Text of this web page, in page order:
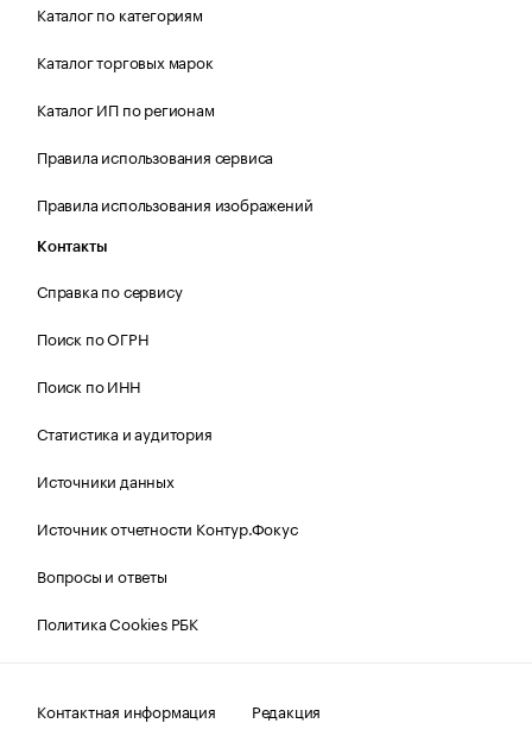
Каталог по категориям
Каталог торговых марок
Каталог ИП по регионам
Правила использования сервиса
Правила использования изображений
Контакты
Справка по сервису
Поиск по ОГРН
Поиск по ИНН
Статистика и аудитория
Источники данных
Источник отчетности Контур.Фокус
Вопросы и ответы
Политика Cookies РБК
Контактная информация Редакция